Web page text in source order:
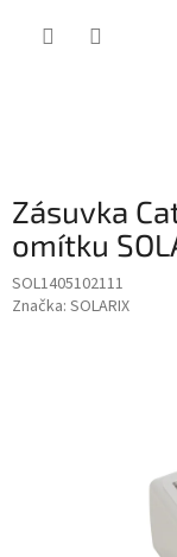
Zásuvka
omítku
SOL1405102111
Značka: SOLARIX